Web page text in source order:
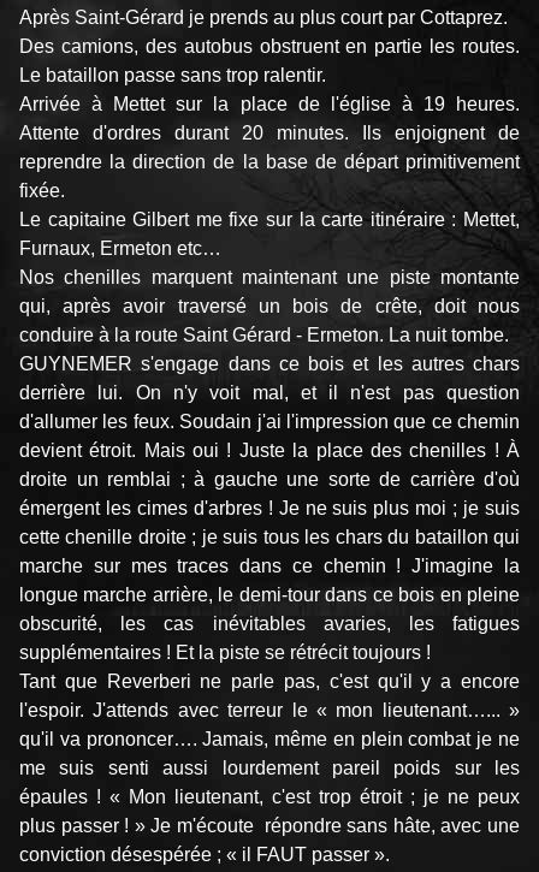
Après Saint-Gérard je prends au plus court par Cottaprez.
Des camions, des autobus obstruent en partie les routes.
Le bataillon passe sans trop ralentir.
Arrivée à Mettet sur la place de l'église à 19 heures.
Attente d'ordres durant 20 minutes. Ils enjoignent de
reprendre la direction de la base de départ primitivement
fixée.
Le capitaine Gilbert me fixe sur la carte itinéraire : Mettet,
Furnaux, Ermeton etc…
Nos chenilles marquent maintenant une piste montante
qui, après avoir traversé un bois de crête, doit nous
conduire à la route Saint Gérard - Ermeton. La nuit tombe.
GUYNEMER s'engage dans ce bois et les autres chars
derrière lui. On n'y voit mal, et il n'est pas question
d'allumer les feux. Soudain j'ai l'impression que ce chemin
devient étroit. Mais oui ! Juste la place des chenilles ! À
droite un remblai ; à gauche une sorte de carrière d'où
émergent les cimes d'arbres ! Je ne suis plus moi ; je suis
cette chenille droite ; je suis tous les chars du bataillon qui
marche sur mes traces dans ce chemin ! J'imagine la
longue marche arrière, le demi-tour dans ce bois en pleine
obscurité, les cas inévitables avaries, les fatigues
supplémentaires ! Et la piste se rétrécit toujours !
Tant que Reverberi ne parle pas, c'est qu'il y a encore
l'espoir. J'attends avec terreur le « mon lieutenant…... »
qu'il va prononcer…. Jamais, même en plein combat je ne
me suis senti aussi lourdement pareil poids sur les
épaules ! « Mon lieutenant, c'est trop étroit ; je ne peux
plus passer ! » Je m'écoute répondre sans hâte, avec une
conviction désespérée ; « il FAUT passer ».